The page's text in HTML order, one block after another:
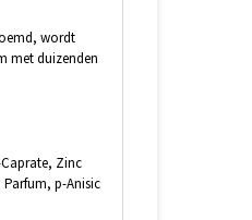
wordt
met duizenden
Zinc
p-Anisic